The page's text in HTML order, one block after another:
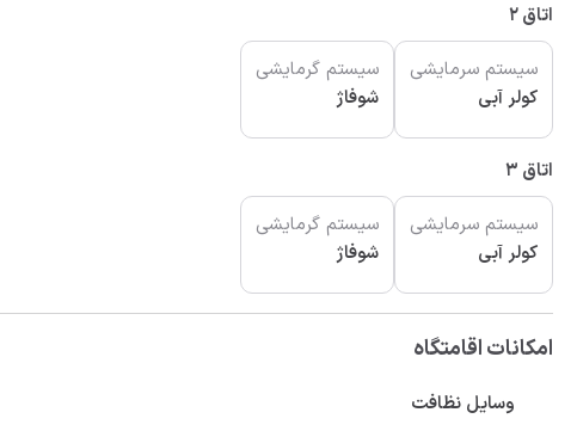
اتاق 2
سیستم سرمایشی
کولر آبی
سیستم گرمایشی
شوفاژ
اتاق 3
سیستم سرمایشی
کولر آبی
سیستم گرمایشی
شوفاژ
امکانات اقامتگاه
وسایل نظافت